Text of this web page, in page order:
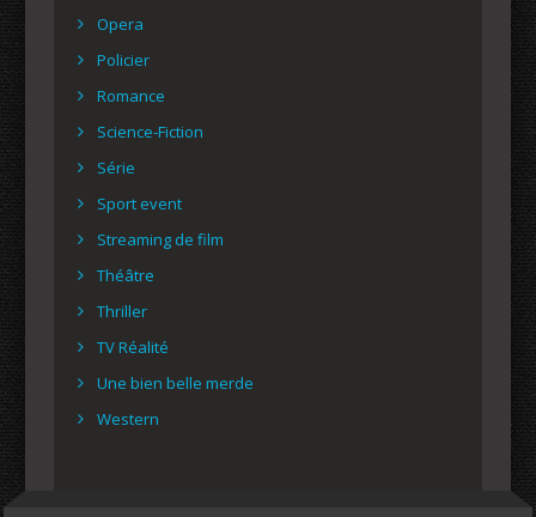
Opera
Policier
Romance
Science-Fiction
Série
Sport event
Streaming de film
Théâtre
Thriller
TV Réalité
Une bien belle merde
Western